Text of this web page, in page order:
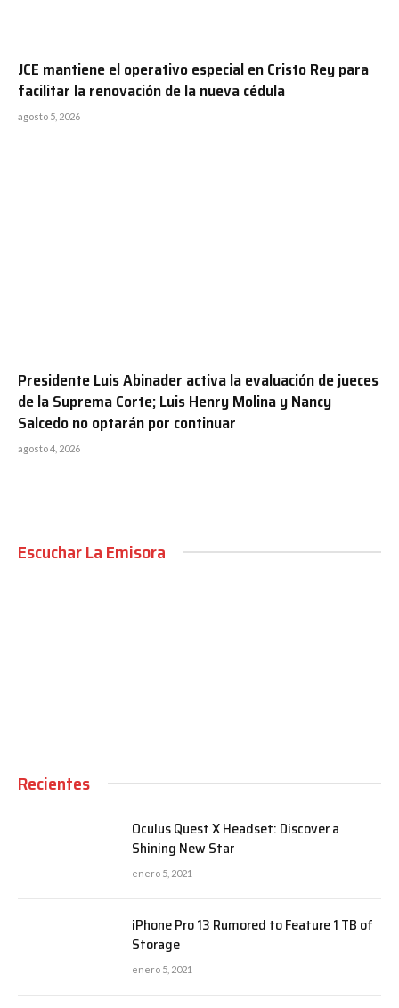
JCE mantiene el operativo especial en Cristo Rey para
facilitar la renovación de la nueva cédula
agosto 5, 2026
Presidente Luis Abinader activa la evaluación de jueces
de la Suprema Corte; Luis Henry Molina y Nancy
Salcedo no optarán por continuar
agosto 4, 2026
Escuchar La Emisora
Recientes
Oculus Quest X Headset: Discover a
Shining New Star
enero 5, 2021
iPhone Pro 13 Rumored to Feature 1 TB of
Storage
enero 5, 2021